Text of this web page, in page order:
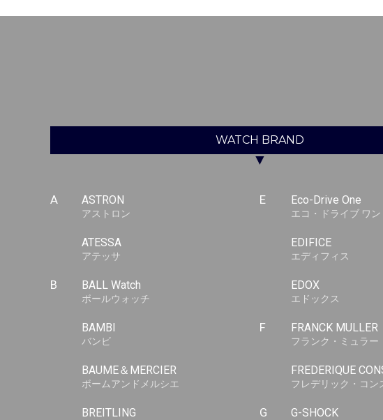
WATCH BRAND
▼
A ASTRON
アストロン
ATESSA
アテッサ
B BALL Watch
ボールウォッチ
BAMBI
バンビ
BAUME＆MERCIER
ボームアンドメルシエ
BREITLING
E Eco-Drive One
エコ・ドライブ ワン
EDIFICE
エディフィス
EDOX
エドックス
F FRANCK MULLER
フランク・ミュラー
FREDERIQUE
フレデリック・コン
G G-SHOCK